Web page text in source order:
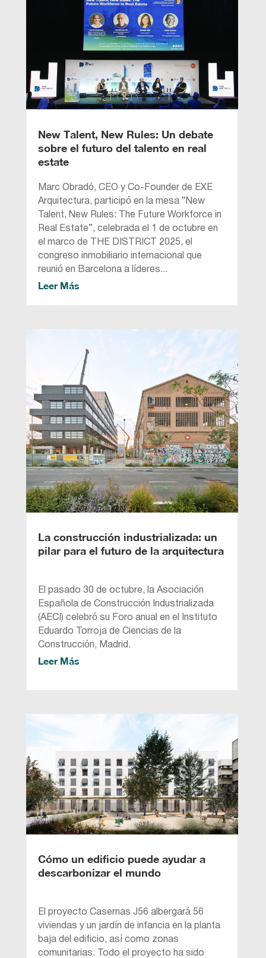
New Talent, New Rules: Un debate
sobre el futuro del talento en real
estate
Marc Obradó, CEO y Co-Founder de EXE
Arquitectura, participó en la mesa “New
Talent, New Rules: The Future Workforce in
Real Estate”, celebrada el 1 de octubre en
el marco de THE DISTRICT 2025, el
congreso inmobiliario internacional que
reunió en Barcelona a líderes...
Leer Más
La construcción industrializada: un
pilar para el futuro de la arquitectura
El pasado 30 de octubre, la Asociación
Española de Construcción Industrializada
(AECI) celebró su Foro anual en el Instituto
Eduardo Torroja de Ciencias de la
Construcción, Madrid.
Leer Más
Cómo un edificio puede ayudar a
descarbonizar el mundo
El proyecto Casernas J56 albergará 56
viviendas y un jardín de infancia en la planta
baja del edificio, así como zonas
comunitarias. Todo el proyecto ha sido